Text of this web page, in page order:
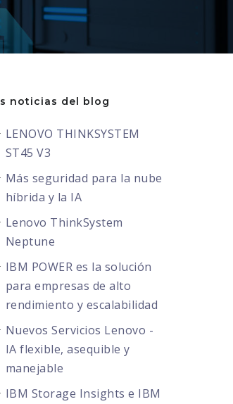
noticias del blog
LENOVO THINKSYSTEM
ST45 V3
Más seguridad para la nube
híbrida y la IA
Lenovo ThinkSystem
Neptune
IBM POWER es la solución
para empresas de alto
rendimiento y escalabilidad
Nuevos Servicios Lenovo -
IA flexible, asequible y
manejable
IBM Storage Insights e IBM